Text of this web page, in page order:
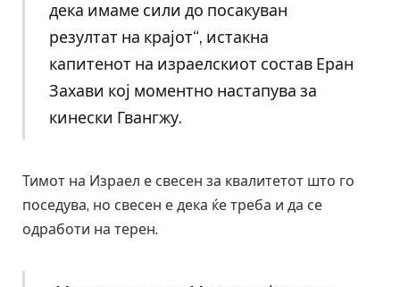
дека имаме сили до посакуван
резултат на крајот“, истакна
капитенот на израелскиот состав Еран
Захави кој моментно настапува за
кинески Гвангжу.
Тимот на Израел е свесен за квалитетот што го
поседува, но свесен е дека ќе треба и да се
одработи на терен.